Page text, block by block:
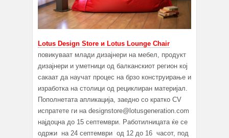
Lotus Design Store и Lotus Lounge Chair
повикуваат млади дизајнери на мебел, продукт
дизајнери и уметници oд балканскиот регион кој
сакаат да научат процес на брзо конструирање и
изработка на столици од рециклиран материјал.
Пополнетата апликација, заедно со кратко CV
испратете ги на designstore@lotusgeneration.com
најдоцна до 15 септември. Работилницата ќе се
одржи на 24 септември од 12 до 16 часот, под